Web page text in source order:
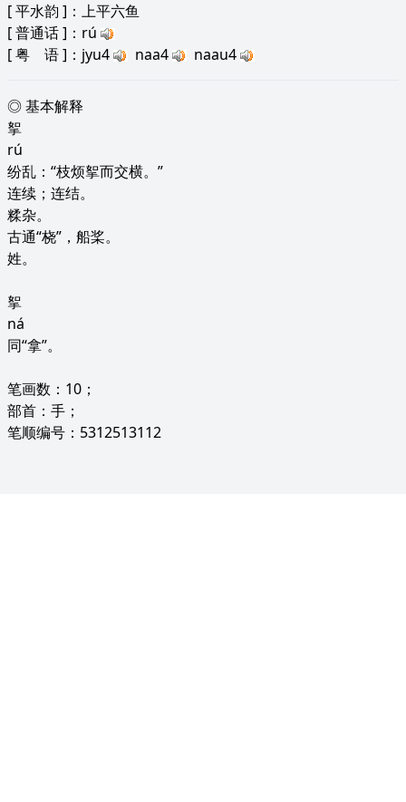
[平水韵 ]：上平六鱼
[普通话]：rú
[粤 语]：jyu4 naa4 naau4
◎ 基本解释
挐
rú
纷乱：“枝烦挐而交横。”
连续；连结。
糅杂。
古通“桡”，船桨。
姓。
挐
ná
同“拿”。
笔画数：10；
部首：手；
笔顺编号：5312513112